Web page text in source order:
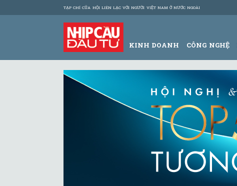
TẠP CHÍ CỦA HỘI LIÊN LẠC VỚI NGƯỜI VIỆT NAM Ở NƯỚC NGOÀI
KINH DOANH CÔNG NGHỆ